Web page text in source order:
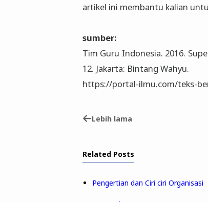
artikel ini membantu kalian
sumber:
Tim Guru Indonesia. 2016.
12. Jakarta: Bintang Wahyu.
https://portal-ilmu.com/teks-
Lebih lama
Related Posts
Pengertian dan Ciri ciri Organisasi